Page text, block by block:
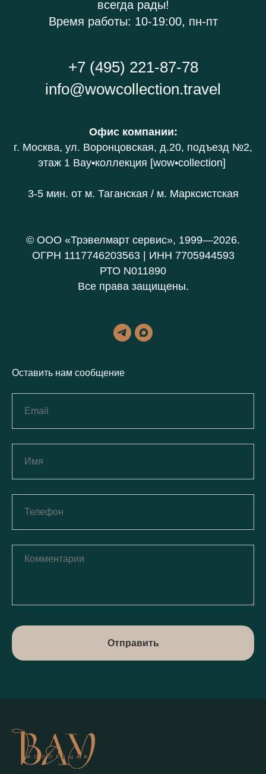
всегда рады!
Время работы: 10-19:00, пн-пт
+7 (495) 221-87-78
info@wowcollection.travel
Офис компании:
г. Москва, ул. Воронцовская, д.20, подъезд №2,
этаж 1 Вау•коллекция [wow•collection]
3-5 мин. от м. Таганская / м. Марксистская
© ООО «Трэвелмарт сервис», 1999—2026.
ОГРН 1117746203563 | ИНН 7705944593
РТО N011890
Все права защищены.
Оставить нам сообщение
Отправить